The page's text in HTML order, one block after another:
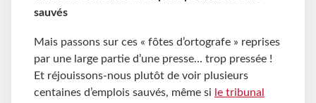
sauvés
Mais passons sur ces « fôtes d’ortografe » reprises
par une large partie d’une presse… trop pressée !
Et réjouissons-nous plutôt de voir plusieurs
centaines d’emplois sauvés, même si le tribunal